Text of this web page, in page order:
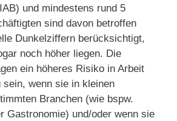
und mindestens rund 5
sind davon betroffen
Dunkelziffern berücksichtigt,
noch höher liegen. Die
ein höheres Risiko in Arbeit
sein, wenn sie in kleinen
Branchen (wie bspw.
Gastronomie) und/oder wenn sie